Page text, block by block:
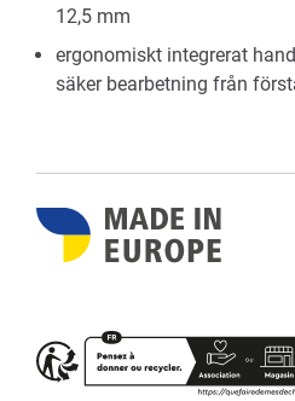
12,5 mm
ergonomiskt integrerat
säker bearbetning från